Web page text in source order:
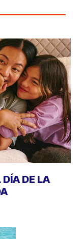
DÍA DE LA